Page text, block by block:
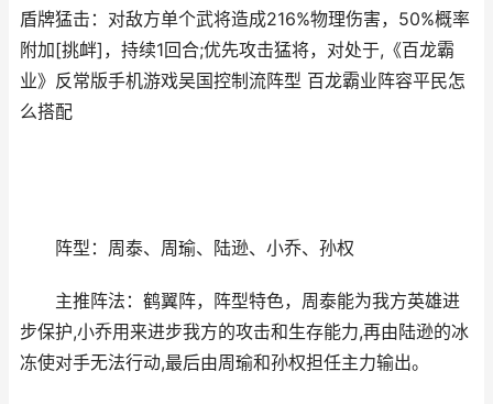
盾牌猛击：对敌方单个武将造成216%物理伤害，50%概率
附加[挑衅]，持续1回合;优先攻击猛将，对处于,《百龙霸
业》反常版手机游戏吴国控制流阵型 百龙霸业阵容平民怎
么搭配
阵型：周泰、周瑜、陆逊、小乔、孙权
主推阵法：鹤翼阵，阵型特色，周泰能为我方英雄进
步保护,小乔用来进步我方的攻击和生存能力,再由陆逊的冰
冻使对手无法行动,最后由周瑜和孙权担任主力输出。